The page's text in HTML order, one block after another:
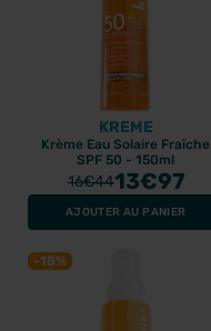
KREME
Krème Eau Solaire Fraîche
SPF 50 - 150ml
16€4413€97
AJOUTER AU PANIER
-15%